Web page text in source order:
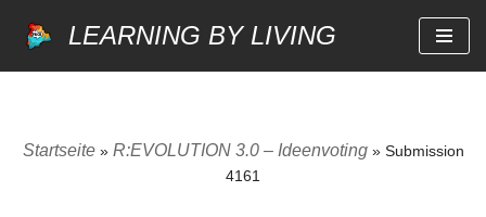
LEARNING BY LIVING
Startseite» R:EVOLUTION 3.0 – Ideenvoting» Submission
4161